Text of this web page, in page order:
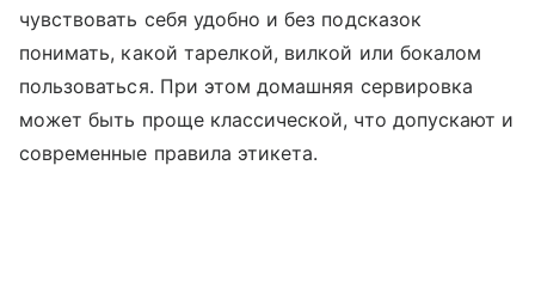
чувствовать себя удобно и без подсказок
понимать, какой тарелкой, вилкой или бокалом
пользоваться. При этом домашняя сервировка
может быть проще классической, что допускают и
современные правила этикета.